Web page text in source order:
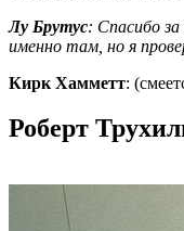
Лу Брутус: Спасибо
именно там, но я
Кирк Хамметт:
Роберт